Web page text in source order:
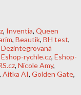
, Inventia, Queen
, Beautik, BH test,
Dezintegrovaná
Eshop-rychle.cz, Eshop-
, Nicole Amy,
, Aitka AI, Golden Gate,